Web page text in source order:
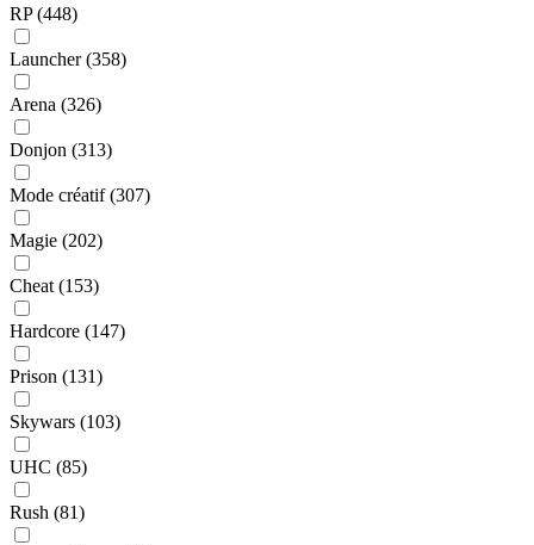
RP(448)
Launcher(358)
Arena (326)
Donjon (313)
Mode créatif(307)
Magie (202)
Cheat (153)
Hardcore (147)
Prison (131)
Skywars (103)
UHC (85)
Rush (81)